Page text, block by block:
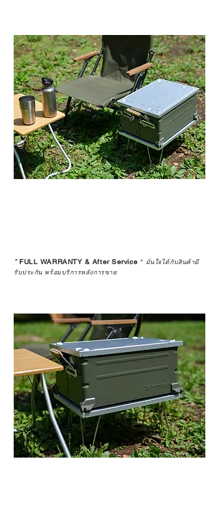
*FULL WARRANTY & After Service * มั่นใจได้กับสินค้ามี
รับประกัน พร้อมบริการหลังการขาย